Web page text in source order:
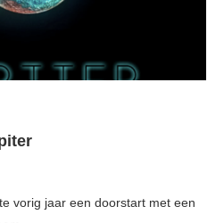
vorig jaar een doorstart met een